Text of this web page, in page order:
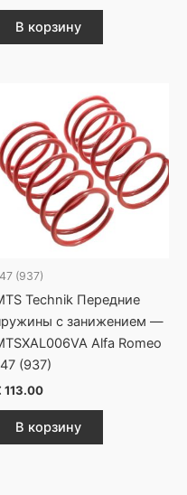
В корзину
(937)
Technik Передние
с занижением —
Alfa Romeo
(937)
113.00
В корзину